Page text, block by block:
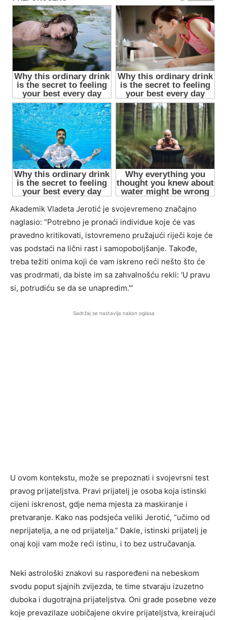
Akademik Vladeta Jerotić je svojevremeno značajno
naglasio: “Potrebno je pronaći individue koje će vas
pravedno kritikovati, istovremeno pružajući riječi koje će
vas podstaći na lični rast i samopoboljšanje. Takođe,
treba težiti onima koji će vam iskreno reći nešto što će
vas prodrmati, da biste im sa zahvalnošću rekli: ‘U pravu
si, potrudiću se da se unapredim.'”
Sadržaj se nastavlja nakon oglasa
U ovom kontekstu, može se prepoznati i svojevrsni test
pravog prijateljstva. Pravi prijatelj je osoba koja istinski
cijeni iskrenost, gdje nema mjesta za maskiranje i
pretvaranje. Kako nas podsjeća veliki Jerotić, “učimo od
neprijatelja, a ne od prijatelja.” Dakle, istinski prijatelj je
onaj koji vam može reći istinu, i to bez ustručavanja.
Neki astrološki znakovi su raspoređeni na nebeskom
svodu poput sjajnih zvijezda, te time stvaraju izuzetno
duboka i dugotrajna prijateljstva. Oni grade posebne veze
koje prevazilaze uobičajene okvire prijateljstva, kreirajući